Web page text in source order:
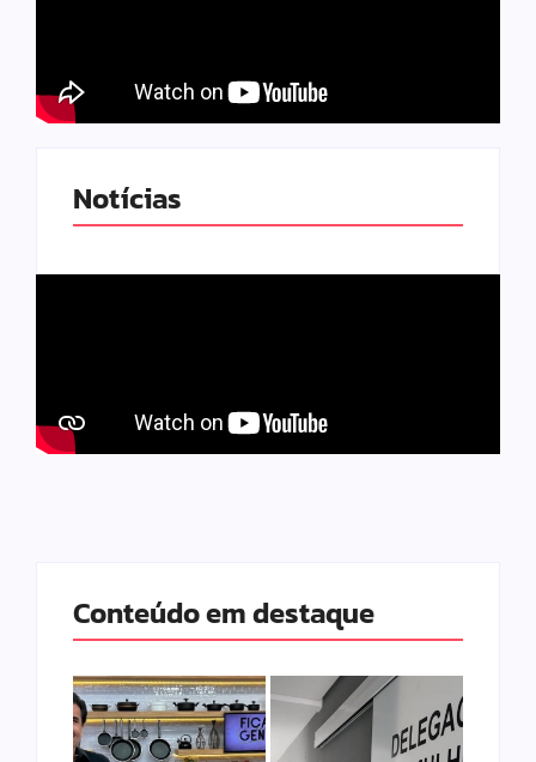
Notícias
Conteúdo em destaque